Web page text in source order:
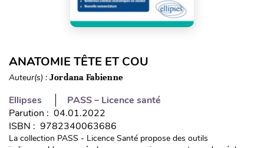
ANATOMIE TÊTE ET COU
Auteur(s) : Jordana Fabienne
Ellipses
PASS – Licence santé
Parution : 04.01.2022
ISBN : 9782340063686
La collection PASS - Licence Santé propose des outils